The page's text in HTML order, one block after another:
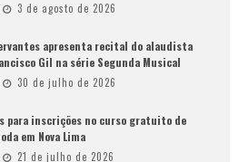
3 de agosto de 2026
apresenta recital do alaudista
Gil na série Segunda Musical
30 de julho de 2026
para inscrições no curso gratuito de
em Nova Lima
21 de julho de 2026